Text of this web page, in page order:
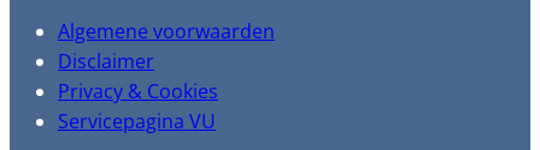
Algemene voorwaarden
Disclaimer
Privacy & Cookies
Servicepagina VU